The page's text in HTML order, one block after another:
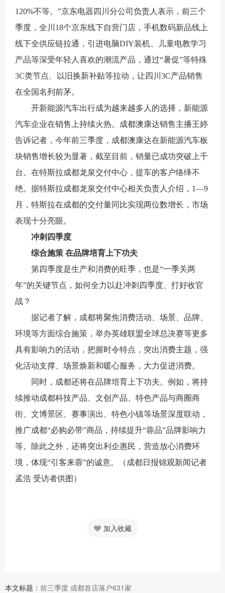
120%不等。”京东电器四川分公司负责人表示，前三个
季度，全川18个京东线下自营门店，手机数码新品线上
线下全供应链拉通，引进电脑DIY装机、儿童电教学习
产品等深受年轻人喜欢的潮流产品，通过“暑促”等特殊
3C类节点、以旧换新补贴等拉动，让四川3C产品销售
在全国名列前茅。
开新能源汽车出行成为越来越多人的选择，新能源
汽车企业在销售上持续火热。成都澳康达销售主播王婷
告诉记者，今年前三季度，成都澳康达在新能源汽车板
块销售增长较为显著，截至目前，销量已成功突破上千
台。在特斯拉成都龙泉交付中心，提车的客户络绎不
绝。据特斯拉成都龙泉交付中心相关负责人介绍，1—9
月，特斯拉在成都的交付量同比实现两位数增长，市场
表现十分亮眼。
冲刺四季度
综合施策 在品牌培育上下功夫
第四季度是生产和消费的旺季，也是“一季关两
年”的关键节点，如何全力以赴冲刺四季度、打好收官
战？
据记者了解，成都将聚焦消费活动、场景、品牌、
环境等方面综合施策，举办英雄联盟全球总决赛等更多
具有影响力的活动，把握时令特点，突出消费主题，强
化活动支撑、场景焕新和暖心服务，大力促进消费。
同时，成都还将在品牌培育上下功夫。例如，将持
续推动成都科技产品、文创产品、特色产品与商圈商
街、文博景区、赛事演出、特色小镇等场景深度联动，
推广成都“必购必带”商品，持续提升“蓉品”品牌影响力
等。除此之外，还将突出利企惠民，营造放心消费环
境，体现“引客来蓉”的诚意。（ 成都日报锦观新闻记者
孟浩 受访者供图）
加入收藏
本文标题： 前三季度 成都首店落户631家